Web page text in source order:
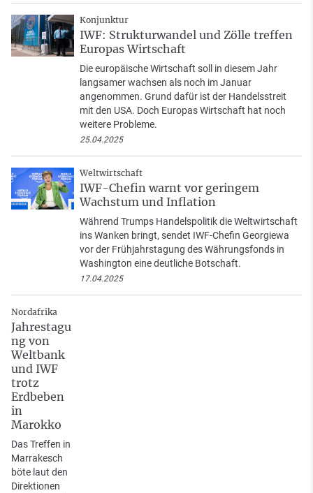
Konjunktur
IWF: Strukturwandel und Zölle treffen
Europas Wirtschaft
Die europäische Wirtschaft soll in diesem Jahr
langsamer wachsen als noch im Januar
angenommen. Grund dafür ist der Handelsstreit
mit den USA. Doch Europas Wirtschaft hat noch
weitere Probleme.
25.04.2025
Weltwirtschaft
IWF-Chefin warnt vor geringem
Wachstum und Inflation
Während Trumps Handelspolitik die Weltwirtschaft
ins Wanken bringt, sendet IWF-Chefin Georgiewa
vor der Frühjahrstagung des Währungsfonds in
Washington eine deutliche Botschaft.
17.04.2025
Nordafrika
Jahrestagu
ng von
Weltbank
und IWF
trotz
Erdbeben
in
Marokko
Das Treffen in
Marrakesch
böte laut den
Direktionen